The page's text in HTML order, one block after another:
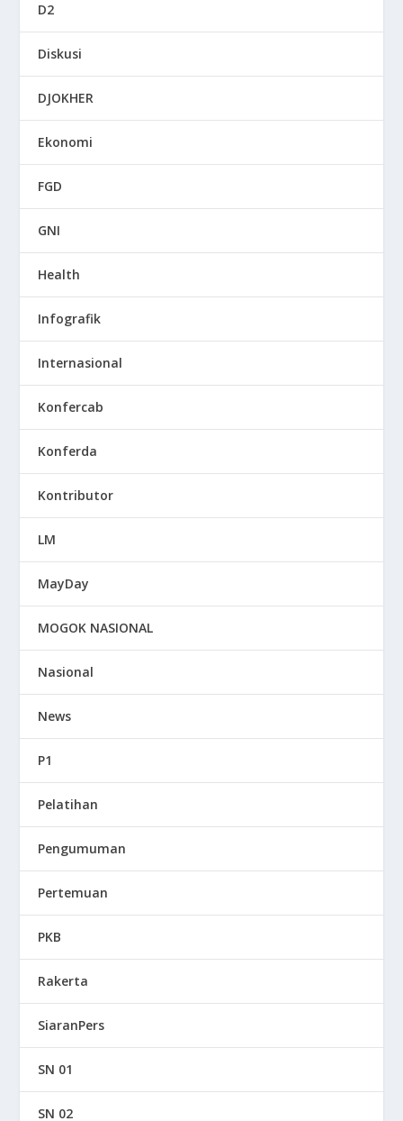
D2
Diskusi
DJOKHER
Ekonomi
FGD
GNI
Health
Infografik
Internasional
Konfercab
Konferda
Kontributor
LM
MayDay
MOGOK NASIONAL
Nasional
News
P1
Pelatihan
Pengumuman
Pertemuan
PKB
Rakerta
SiaranPers
SN 01
SN 02